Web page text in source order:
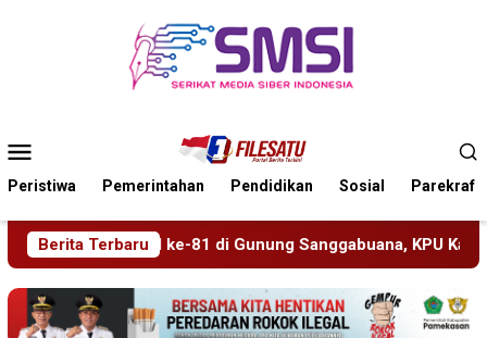
Mobile
Peristiwa Pemerintahan Pendidikan Sosial Parekraf
Berita Terbaru
Sanggabuana, KPU Karawang Jaga Stamina Menuju